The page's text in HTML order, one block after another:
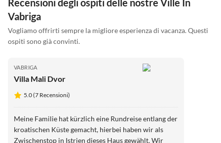
Recensioni degli ospiti delle nostre Ville In
Vabriga
Vogliamo offrirti sempre la migliore esperienza di vacanza. Questi
ospiti sono già convinti.
VABRIGA
Villa Mali Dvor
5.0 (7 Recensioni)
Meine Familie hat kürzlich eine Rundreise entlang der
kroatischen Küste gemacht, hierbei haben wir als
Zwischenstop in Istrien dieses Haus gewählt. Wir